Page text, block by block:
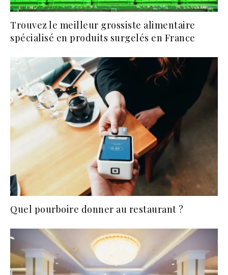
Trouvez le meilleur grossiste alimentaire
spécialisé en produits surgelés en France
Quel pourboire donner au restaurant ?